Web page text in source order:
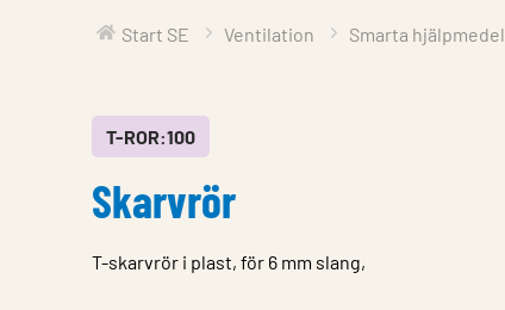
Start SE Ventilation Smarta hjälpmedel
T-ROR:100
Skarvrör
T-skarvrör i plast, för 6 mm slang,